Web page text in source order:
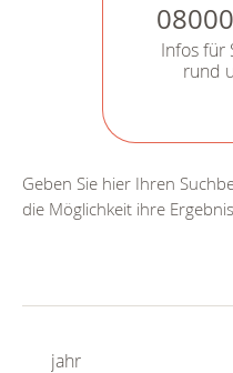
08000
Infos für
rund
Geben Sie hier Ihren
die Möglichkeit ihre